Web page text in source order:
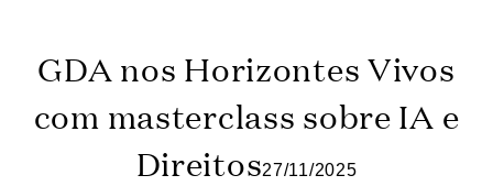
GDA nos Horizontes Vivos
com masterclass sobre IA e
Direitos27/11/2025